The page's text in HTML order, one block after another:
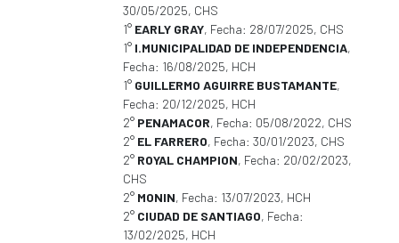
30/05/2025, CHS
1° EARLY GRAY, Fecha: 28/07/2025, CHS
1° I.MUNICIPALIDAD DE INDEPENDENCIA,
Fecha: 16/08/2025, HCH
1° GUILLERMO AGUIRRE BUSTAMANTE,
Fecha: 20/12/2025, HCH
2° PENAMACOR, Fecha: 05/08/2022, CHS
2° EL FARRERO, Fecha: 30/01/2023, CHS
2° ROYAL CHAMPION, Fecha: 20/02/2023,
CHS
2° MONIN, Fecha: 13/07/2023, HCH
2° CIUDAD DE SANTIAGO, Fecha:
13/02/2025, HCH